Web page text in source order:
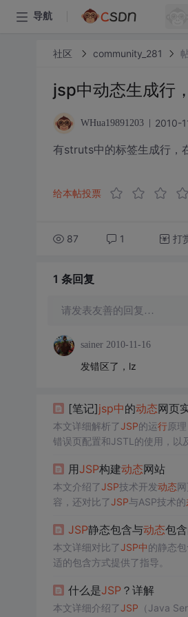
导航
社区 community_281
jsp中动态生成行
WHua19891203 2010-
有struts中的标签生成行，
给本帖投票
87 1 打
1 条回复
请发表友善的回复…
sainer 2010-11-16
发错区了，lz
[笔记]jsp中的动态网页
本文详细解析了JSP的运行原
错误页配置和JSTL的使用，以
用JSP构建动态网站
本文介绍了JSP技术开发动态
容，还对比了JSP与ASP技术的
JSP静态包含与动态包
本文详细对比了JSP中的静态
适的包含方式提供了指导。
什么是JSP ？详解
本文详细介绍了JSP （Java